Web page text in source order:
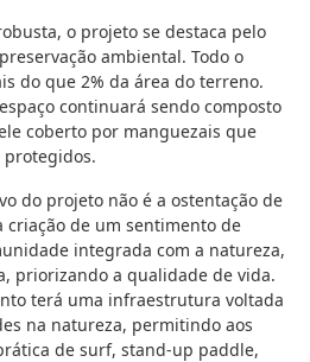
o projeto se destaca pelo
ambiental. Todo o
do que 2% da área do terreno.
continuará sendo composto
coberto por manguezais que
do projeto não é a ostentação de
criação de um sentimento de
integrada com a natureza,
priorizando a qualidade de vida.
terá uma infraestrutura voltada
na natureza, permitindo aos
de surf, stand-up paddle,